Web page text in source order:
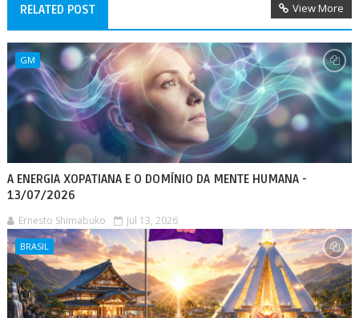
RELATED POST View More
GM
A ENERGIA XOPATIANA E O DOMÍNIO DA MENTE HUMANA -
13/07/2026
Ernesto Shimabuko Jul 13, 2026
BRASIL